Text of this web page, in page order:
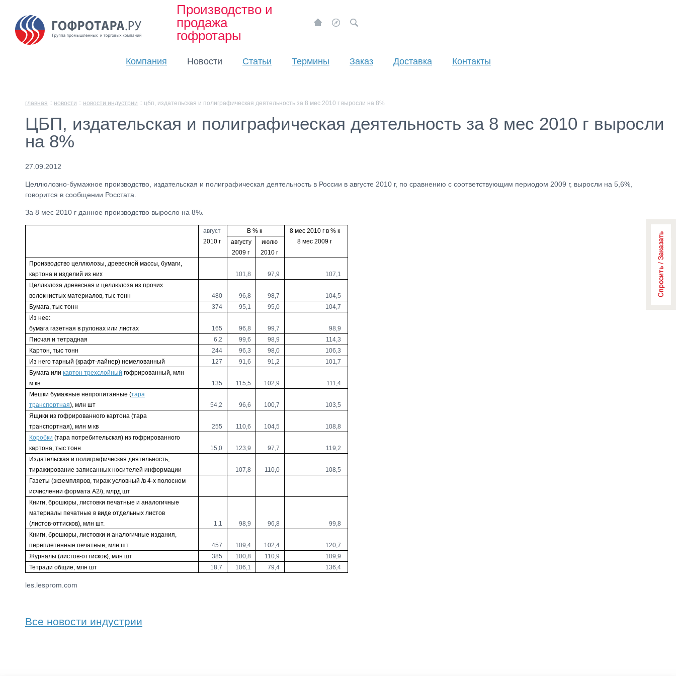
Производство и
продажа
гофротары
Компания Новости Статьи Термины Заказ Доставка Контакты
главная :: новости :: новости индустрии :: цбп, издательская и полиграфическая деятельность за 8 мес 2010 г выросли на 8%
ЦБП, издательская и полиграфическая деятельность за 8 мес 2010 г выросли
на 8%
27.09.2012
Целлюлозно-бумажное производство, издательская и полиграфическая деятельность в России в августе 2010 г, по сравнению с соответствующим периодом 2009 г, выросли на 5,6%,
говорится в сообщении Росстата.
За 8 мес 2010 г данное производство выросло на 8%.
август
2010 г
В % к 8 мес 2010 гв % к
8 мес2009 г
августу
2009 г
июлю
2010 г
Производство целлюлозы, древесной массы, бумаги,
картона и изделий из них
101,8 97,9
107,1
Целлюлоза древесная и целлюлоза из прочих
волокнистых материалов, тыс тонн
480 96,8 98,7
104,5
Бумага, тыс тонн
374 95,1 95,0
104,7
Из нее:
бумага газетная в рулонах или листах
165 96,8 99,7
98,9
Писчая и тетрадная
6,2 99,6 98,9
114,3
Картон, тыс тонн
244 96,3 98,0
106,3
Из него тарный (крафт-лайнер) немелованный
127 91,6 91,2
101,7
Бумага иликартон трехслойный гофрированный, млн
м кв
135 115,5 102,9
111,4
Мешки бумажные непропитанные (тара
транспортная), млн шт 54,2 96,6 100,7
103,5
Ящики из гофрированного картона (тара
транспортная), млн м кв
255 110,6 104,5
108,8
Коробки (тара потребительская) из гофрированного
картона, тыс тонн
15,0 123,9 97,7
119,2
Издательская и полиграфическая деятельность,
тиражирование записанных носителей информации
107,8 110,0
108,5
Газеты (экземпляров, тираж условный /в 4-х полосном
исчислении формата А2/), млрд шт
Книги, брошюры, листовки печатные и аналогичные
материалы печатные в виде отдельных листов
(листов-оттисков), млн шт.
1,1 98,9 96,8
99,8
Книги, брошюры, листовки и аналогичные издания,
переплетенные печатные, млн шт
457 109,4 102,4
120,7
Журналы (листов-оттисков), млн шт
385 100,8 110,9
109,9
Тетради общие, млн шт
18,7 106,1 79,4 136,4
les.lesprom.com
Все новости индустрии